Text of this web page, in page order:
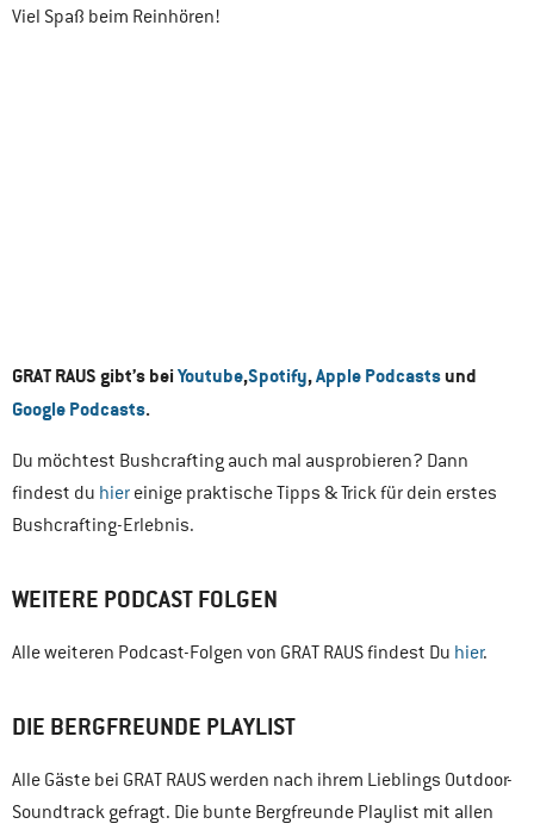
Viel Spaß beim Reinhören!
GRAT RAUS gibt’s beiYoutube,Spotify,Apple Podcastsund
Google Podcasts.
Du möchtest Bushcrafting auch mal ausprobieren? Dann
findest du hier einige praktische Tipps & Trick für dein erstes
Bushcrafting-Erlebnis.
WEITERE PODCAST FOLGEN
Alle weiteren Podcast-Folgen von GRAT RAUS findest Du hier.
DIE BERGFREUNDE PLAYLIST
Alle Gäste bei GRAT RAUS werden nach ihrem Lieblings Outdoor-
Soundtrack gefragt. Die bunte Bergfreunde Playlist mit allen